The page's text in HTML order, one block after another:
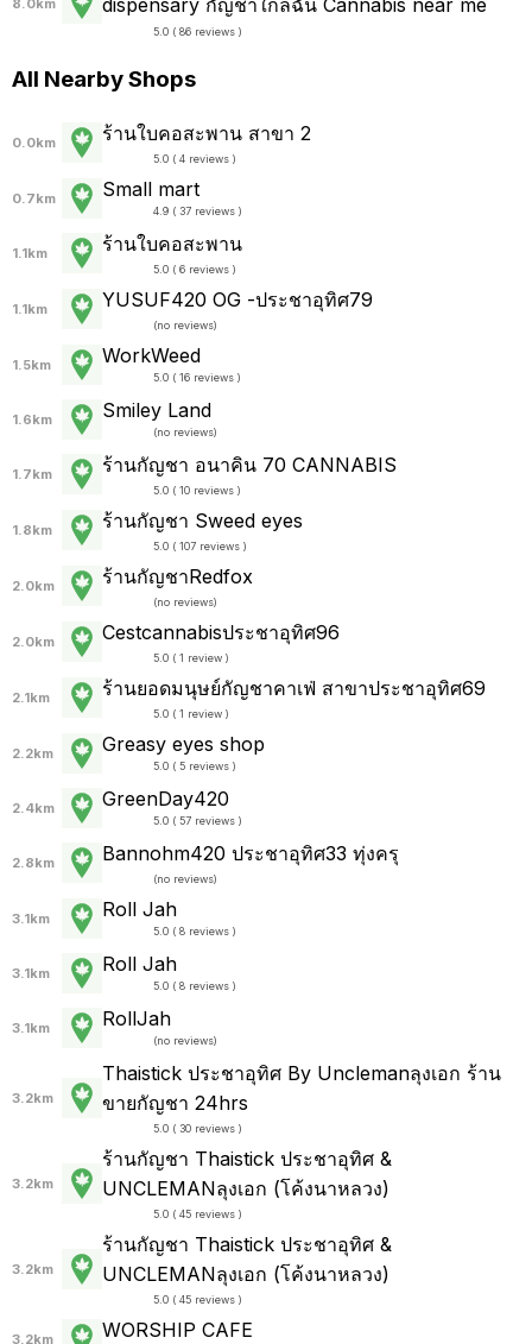
8.0km
dispensary กัญชาใกล้ฉัน Cannabis near me
5.0 ( 86 reviews )
All Nearby Shops
0.0km ร้านใบคอสะพาน สาขา 2
5.0 ( 4 reviews )
0.7km Small mart
4.9 ( 37 reviews )
1.1km ร้านใบคอสะพาน
5.0 ( 6 reviews )
1.1km YUSUF420 OG -ประชาอุทิศ79
(no reviews)
1.5km WorkWeed
5.0 ( 16 reviews )
1.6km Smiley Land
(no reviews)
1.7km ร้านกัญชา อนาคิน 70 CANNABIS
5.0 ( 10 reviews )
1.8km ร้านกัญชา Sweed eyes
5.0 ( 107 reviews )
2.0km ร้านกัญชาRedfox
(no reviews)
2.0km Cestcannabisประชาอุทิศ96
5.0 ( 1 review )
2.1km ร้านยอดมนุษย์กัญชาคาเฟ่ สาขาประชาอุทิศ69
5.0 ( 1 review )
2.2km Greasy eyes shop
5.0 ( 5 reviews )
2.4km GreenDay420
5.0 ( 57 reviews )
2.8km Bannohm420 ประชาอุทิศ33 ทุ่งครุ
(no reviews)
3.1km Roll Jah
5.0 ( 8 reviews )
3.1km Roll Jah
5.0 ( 8 reviews )
3.1km RollJah
(no reviews)
3.2km
Thaistick ประชาอุทิศ By Unclemanลุงเอก ร้าน
ขายกัญชา 24hrs
5.0 ( 30 reviews )
3.2km
ร้านกัญชา Thaistick ประชาอุทิศ &
UNCLEMANลุงเอก (โค้งนาหลวง)
5.0 ( 45 reviews )
3.2km
ร้านกัญชา Thaistick ประชาอุทิศ &
UNCLEMANลุงเอก (โค้งนาหลวง)
5.0 ( 45 reviews )
3.2km WORSHIP CAFE